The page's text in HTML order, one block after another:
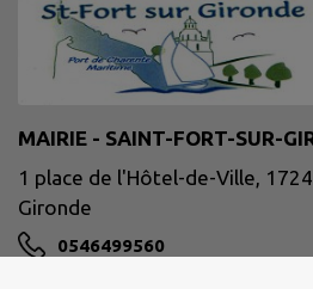
MAIRIE - SAINT-FORT-SUR-
1 place de l'Hôtel-de-Ville,
Gironde
0546499560